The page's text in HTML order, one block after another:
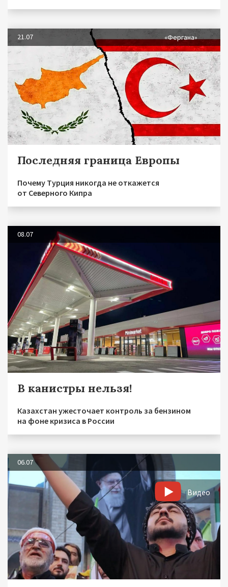
21.07 «Фергана»
Последняя граница Европы
Почему Турция никогда не откажется
от Северного Кипра
08.07
В канистры нельзя!
Казахстан ужесточает контроль за бензином
на фоне кризиса в России
06.07
Видео